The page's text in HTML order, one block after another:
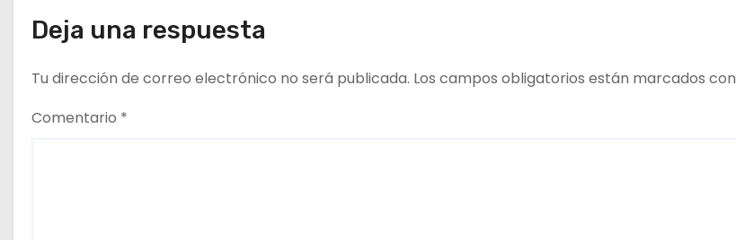
a
s
Deja una respuesta
Tu dirección de correo electrónico no será publicada. Los campos obligatorios están marcados con
Comentario *